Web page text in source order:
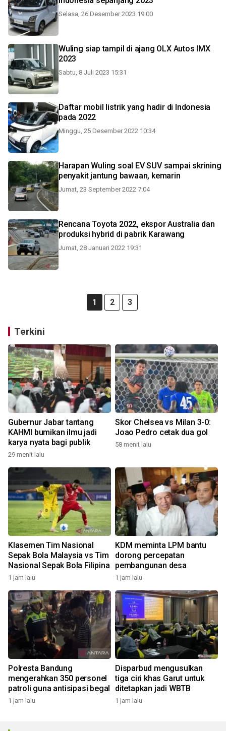
Selasa, 26 Desember 2023 19:00
Wuling siap tampil di ajang OLX Autos IMX
2023
Sabtu, 8 Juli 2023 15:31
Daftar mobil listrik yang hadir di Indonesia
pada 2022
Minggu, 25 Desember 2022 10:34
Harapan Wuling soal EV SUV sampai skrining
penyakit jantung bawaan, kemarin
Jumat, 23 September 2022 7:04
Rencana Toyota 2022, ekspor Australia dan
produksi hybrid di pabrik Karawang
Jumat, 28 Januari 2022 19:31
1 2 3
Terkini
Gubernur Jabar tantang
KAHMI bumikan ilmu jadi
karya nyata bagi publik
29 menit lalu
Skor Chelsea vs Milan 3-0:
Joao Pedro cetak dua gol
58 menit lalu
Klasemen Tim Nasional
Sepak Bola Malaysia vs Tim
Nasional Sepak Bola Filipina
1 jam lalu
KDM meminta LPM bantu
dorong percepatan
pembangunan desa
1 jam lalu
Polresta Bandung
mengerahkan 350 personel
patroli guna antisipasi begal
1 jam lalu
Disparbud mengusulkan
tiga ciri khas Garut untuk
ditetapkan jadi WBTB
1 jam lalu